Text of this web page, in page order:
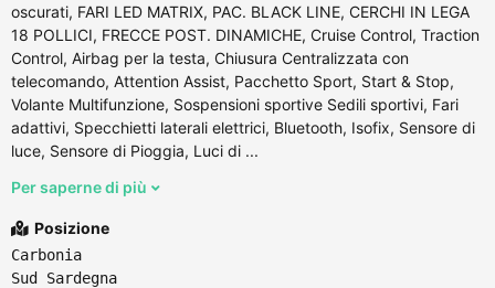
oscurati, FARI LED MATRIX, PAC. BLACK LINE, CERCHI IN LEGA
18 POLLICI, FRECCE POST. DINAMICHE, Cruise Control, Traction
Control, Airbag per la testa, Chiusura Centralizzata con
telecomando, Attention Assist, Pacchetto Sport, Start & Stop,
Volante Multifunzione, Sospensioni sportive Sedili sportivi, Fari
adattivi, Specchietti laterali elettrici, Bluetooth, Isofix, Sensore di
luce, Sensore di Pioggia, Luci di ...
Per saperne di più
Posizione
Carbonia
Sud Sardegna